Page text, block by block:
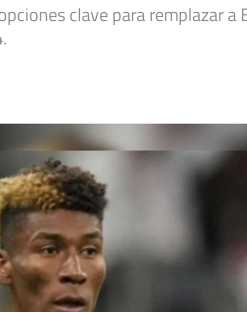
clave para remplazar